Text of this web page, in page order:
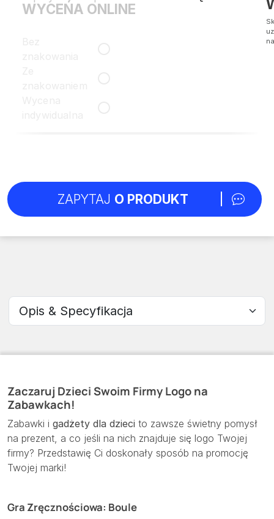
Zaczaruj Dzieci Swoim Firmy Logo na
Zabawkach!
Zabawki i gadżety dla dzieci to zawsze świetny pomysł
na prezent, a co jeśli na nich znajduje się logo Twojej
firmy? Przedstawię Ci doskonały sposób na promocję
Twojej marki!
Gra Zręcznościowa: Boule
Wybierz sekcję
WYCEŃA ONLINE
ZAPYTAJ O PRODUKT